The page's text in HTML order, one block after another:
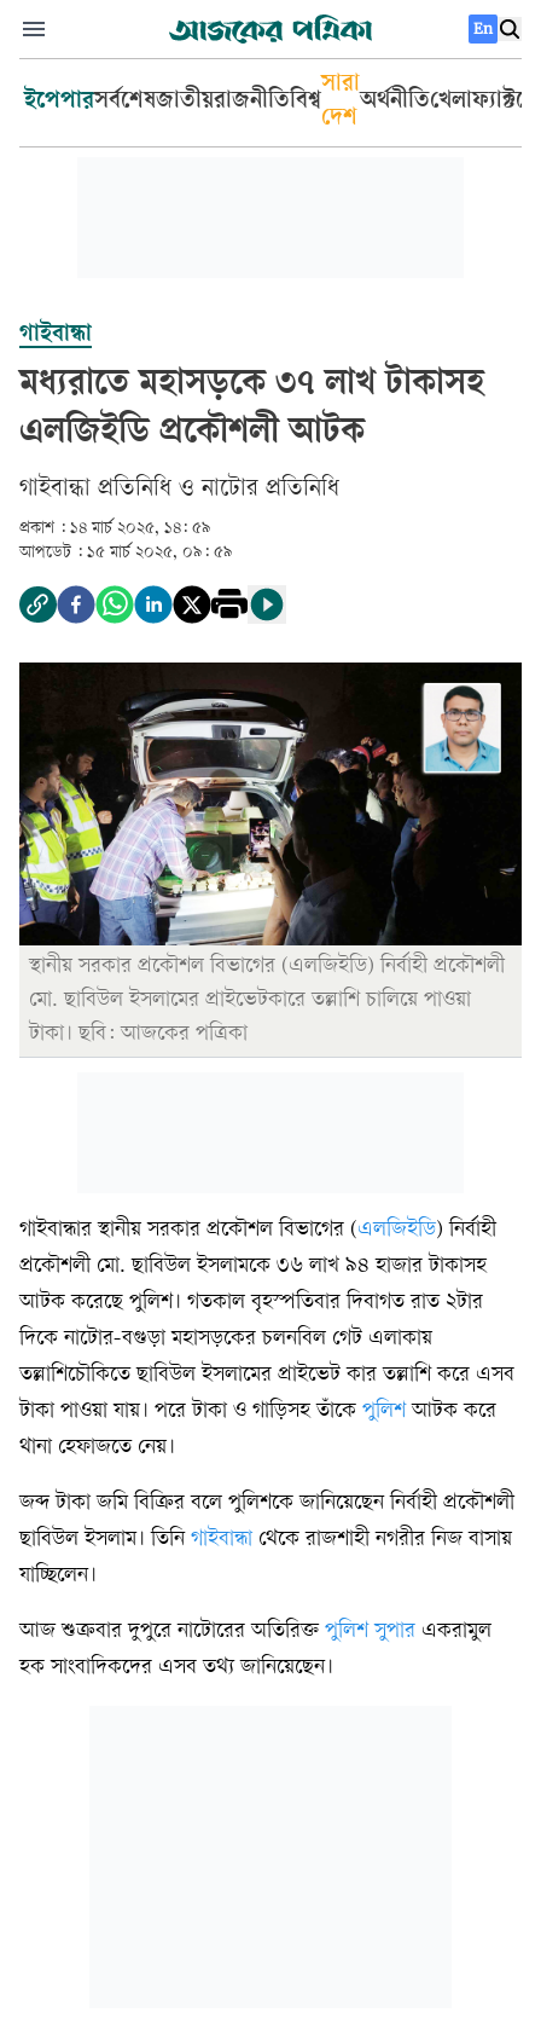
En
ইপেপারসর্বশেষজাতীয়রাজনীতিবিশ্ব
সারা
দেশ
অর্থনীতিখেলা
গাইবান্ধা
মধ্যরাতে মহাসড়কে ৩৭ লাখ টাকাসহ
এলজিইডি প্রকৌশলী আটক
গাইবান্ধা প্রতিনিধি ও নাটোর প্রতিনিধি
প্রকাশ : ১৪ মার্চ ২০২৫, ১৪: ৫৯
আপডেট : ১৫ মার্চ ২০২৫, ০৯: ৫৯
স্থানীয় সরকার প্রকৌশল বিভাগের (এলজিইডি) নির্বাহী প্রকৌশলী
মো. ছাবিউল ইসলামের প্রাইভেটকারে তল্লাশি চালিয়ে পাওয়া
টাকা। ছবি: আজকের পত্রিকা
গাইবান্ধার স্থানীয় সরকার প্রকৌশল বিভাগের (এলজিইডি) নির্বাহী
প্রকৌশলী মো. ছাবিউল ইসলামকে ৩৬ লাখ ৯৪ হাজার টাকাসহ
আটক করেছে পুলিশ। গতকাল বৃহস্পতিবার দিবাগত রাত ২টার
দিকে নাটোর-বগুড়া মহাসড়কের চলনবিল গেট এলাকায়
তল্লাশিচৌকিতে ছাবিউল ইসলামের প্রাইভেট কার তল্লাশি করে এসব
টাকা পাওয়া যায়। পরে টাকা ও গাড়িসহ তাঁকে পুলিশআটক করে
থানা হেফাজতে নেয়।
জব্দ টাকা জমি বিক্রির বলে পুলিশকে জানিয়েছেন নির্বাহী প্রকৌশলী
ছাবিউল ইসলাম। তিনি গাইবান্ধাথেকে রাজশাহী নগরীর নিজ বাসায়
যাচ্ছিলেন।
আজ শুক্রবার দুপুরে নাটোরের অতিরিক্ত পুলিশ সুপার একরামুল
হক সাংবাদিকদের এসব তথ্য জানিয়েছেন।